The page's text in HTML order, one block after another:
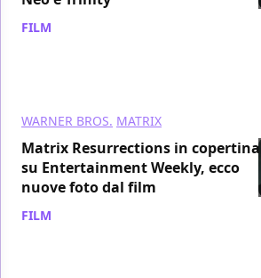
FILM
WARNER BROS. MATRIX
Matrix Resurrections in copertina
su Entertainment Weekly, ecco
nuove foto dal film
FILM